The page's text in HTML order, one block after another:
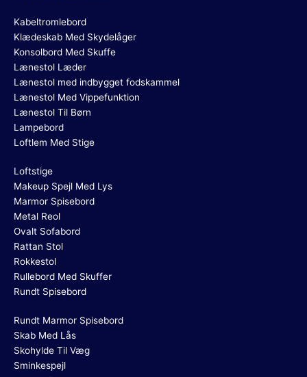
Kabeltromlebord
Klædeskab Med Skydelåger
Konsolbord Med Skuffe
Lænestol Læder
Lænestol med indbygget fodskammel
Lænestol Med Vippefunktion
Lænestol Til Børn
Lampebord
Loftlem Med Stige
Loftstige
Makeup Spejl Med Lys
Marmor Spisebord
Metal Reol
Ovalt Sofabord
Rattan Stol
Rokkestol
Rullebord Med Skuffer
Rundt Spisebord
Rundt Marmor Spisebord
Skab Med Lås
Skohylde Til Væg
Sminkespejl